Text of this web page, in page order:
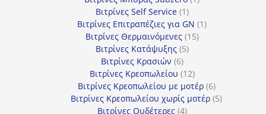
Βιτρίνες Self Service 11
προϊόν
Βιτρίνες Επιτραπέζιες για GN 11
Βιτρίνες Θερμαινόμενες 1515
Βιτρίνες Κατάψυξης 55
Βιτρίνες Κρασιών 66
προϊόντα
Βιτρίνες Κρεοπωλείου 1212
προϊόντα
Βιτρίνες Κρεοπωλείου με μοτέρ 66
προϊόντα
Βιτρίνες Κρεοπωλείου χωρίς μοτέρ 55
Βιτρίνες Ουδέτερες 44